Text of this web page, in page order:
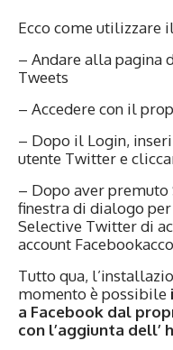
Ecco come utilizzare
– Andare alla pagina
Tweets
– Accedere con il
– Dopo il Login,
utente Twitter e
– Dopo aver premuto
finestra di dialogo
Selective Twitter di
account
Tutto qua,
momento è possibile
a Facebook dal
con l’aggiunta dell’